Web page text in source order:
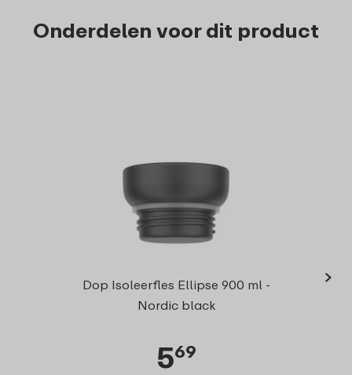
Onderdelen voor dit product
Dop Isoleerfles Ellipse 900 ml -
Nordic black
569
›